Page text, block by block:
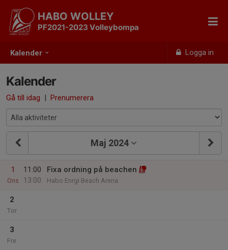
Kalender Logga in
HABO WOLLEY
PF2021-2023 Volleybompa
Kalender
Gå till idag | Prenumerera
Maj 2024
1
Ons
11:00
13:00
Fixa ordning på beachen
Habo Enrgi Beach Arena
2
Tor
3
Fre